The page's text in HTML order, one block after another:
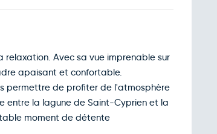
relaxation. Avec sa vue imprenable sur
apaisant et confortable.
permettre de profiter de l'atmosphère
entre la lagune de Saint-Cyprien et la
moment de détente